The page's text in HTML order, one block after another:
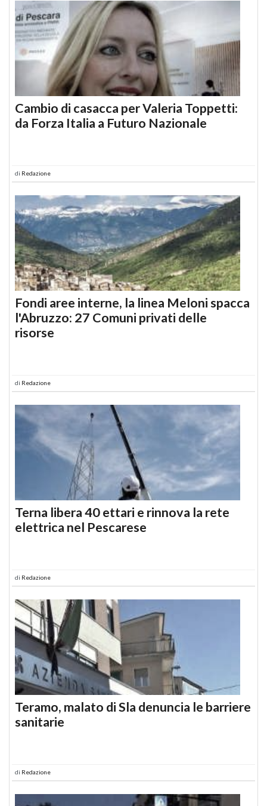
Cambio di casacca per Valeria Toppetti:
da Forza Italia a Futuro Nazionale
di Redazione
Fondi aree interne, la linea Meloni spacca
l'Abruzzo: 27 Comuni privati delle
risorse
di Redazione
Terna libera 40 ettari e rinnova la rete
elettrica nel Pescarese
di Redazione
Teramo, malato di Sla denuncia le barriere
sanitarie
di Redazione